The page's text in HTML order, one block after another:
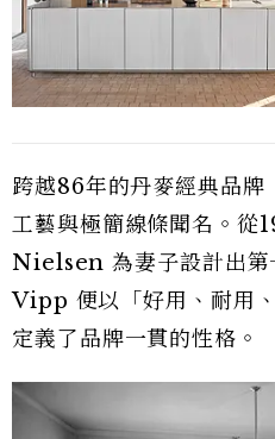
跨越86年的丹麥經典品
工藝與極簡線條聞名。
Nielsen 為妻子設計出第
Vipp 便以「好用、耐用
定義了品牌一貫的性格。